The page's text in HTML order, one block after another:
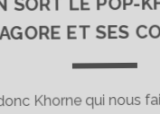
ET SES
Khorne qui nous